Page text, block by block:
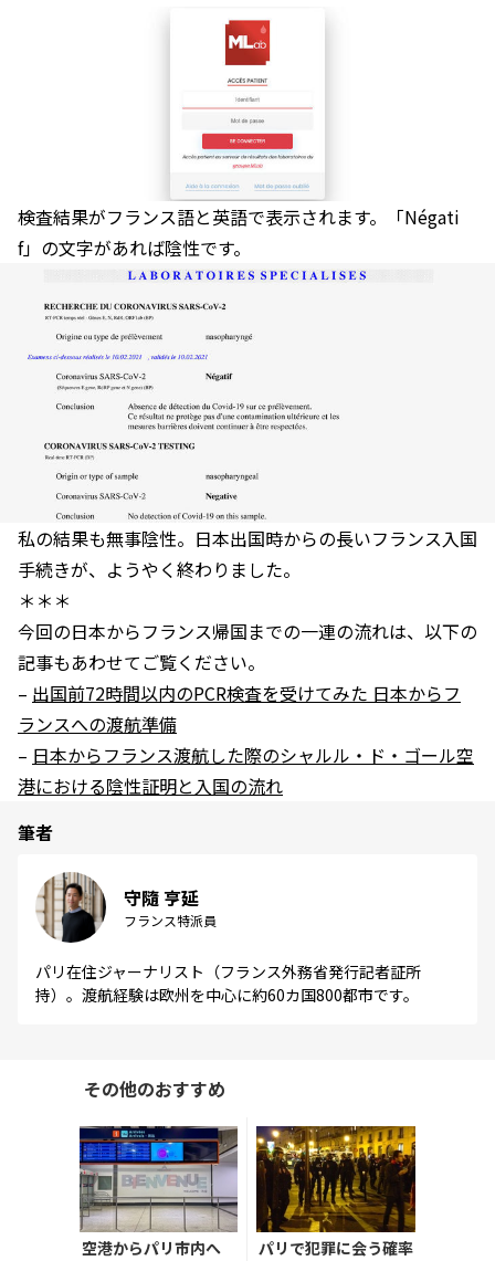
検査結果がフランス語と英語で表示されます。「Négati
f」の文字があれば陰性です。
私の結果も無事陰性。日本出国時からの長いフランス入国
手続きが、ようやく終わりました。
＊＊＊
今回の日本からフランス帰国までの一連の流れは、以下の
記事もあわせてご覧ください。
– 出国前72時間以内のPCR検査を受けてみた 日本からフ
ランスへの渡航準備
– 日本からフランス渡航した際のシャルル・ド・ゴール空
港における陰性証明と入国の流れ
筆者
守隨 亨延
フランス特派員
パリ在住ジャーナリスト（フランス外務省発行記者証所
持）。渡航経験は欧州を中心に約60カ国800都市です。
その他のおすすめ
空港からパリ市内へ
パリで犯罪に会う確率